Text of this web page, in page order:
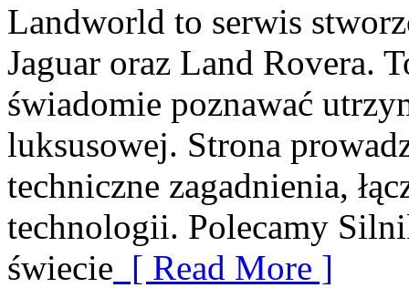
Landworld to serwis
Jaguar oraz Land Rovera.
świadomie poznawać
luksusowej. Strona
techniczne zagadnienia,
technologii. Polecamy
świecie [ Read More ]